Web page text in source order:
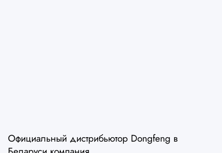
Официальный дистрибьютор Dongfeng в